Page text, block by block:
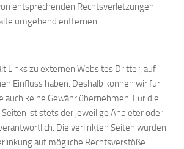
entsprechenden Rechtsverletzungen
umgehend entfernen.
Links zu externen Websites Dritter, auf
Einfluss haben. Deshalb können wir für
keine Gewähr übernehmen. Für die
ist stets der jeweilige Anbieter oder
Die verlinkten Seiten wurden
auf mögliche Rechtsverstöße